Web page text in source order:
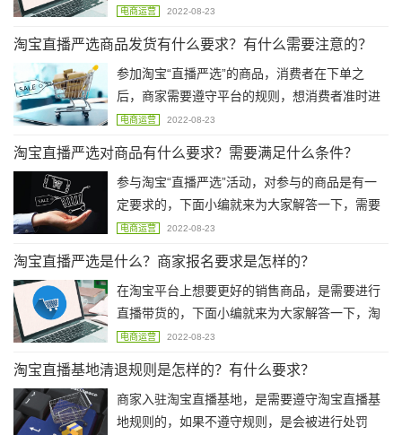
淘宝商家加入直播严选需要缴纳多少保证金？要
电商运营 2022-08-23
淘宝直播严选商品发货有什么要求？有什么需要注意的？
参加淘宝“直播严选”的商品，消费者在下单之
后，商家需要遵守平台的规则，想消费者准时进
行发货处理，下面小编就来为大家解答一下，淘
意的呢？
电商运营 2022-08-23
淘宝直播严选对商品有什么要求？需要满足什么条件？
参与淘宝“直播严选”活动，对参与的商品是有一
定要求的，下面小编就来为大家解答一下，需要
满足什么条件，才可以参加“直播严选”活动。
电商运营 2022-08-23
淘宝直播严选是什么？商家报名要求是怎样的？
在淘宝平台上想要更好的销售商品，是需要进行
直播带货的，下面小编就来为大家解答一下，淘
宝直播严选是什么意思？直播严选商家报名要求
电商运营 2022-08-23
淘宝直播基地清退规则是怎样的？有什么要求？
商家入驻淘宝直播基地，是需要遵守淘宝直播基
地规则的，如果不遵守规则，是会被进行处罚